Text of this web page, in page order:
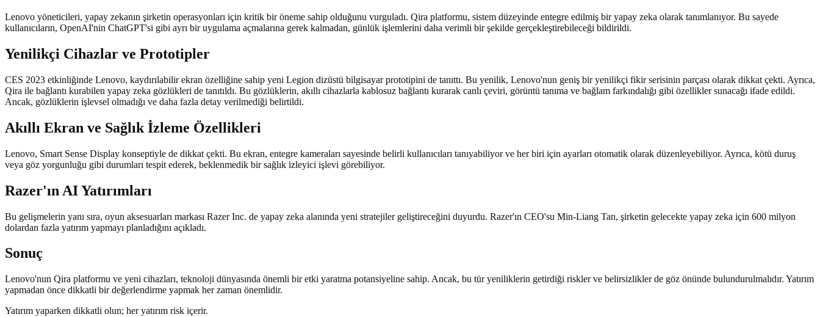
Lenovo yöneticileri, yapay zekanın şirketin operasyonları için kritik bir öneme sahip olduğunu vurguladı. Qira platformu, sistem düzeyinde entegre edilmiş bir yapay zeka olarak tanımlanıyor. Bu sayede
kullanıcıların, OpenAI'nin ChatGPT'si gibi ayrı bir uygulama açmalarına gerek kalmadan, günlük işlemlerini daha verimli bir şekilde gerçekleştirebileceği bildirildi.
Yenilikçi Cihazlar ve Prototipler
CES 2023 etkinliğinde Lenovo, kaydırılabilir ekran özelliğine sahip yeni Legion dizüstü bilgisayar prototipini de tanıttı. Bu yenilik, Lenovo'nun geniş bir yenilikçi fikir serisinin parçası olarak dikkat çekti. Ayrıca,
Qira ile bağlantı kurabilen yapay zeka gözlükleri de tanıtıldı. Bu gözlüklerin, akıllı cihazlarla kablosuz bağlantı kurarak canlı çeviri, görüntü tanıma ve bağlam farkındalığı gibi özellikler sunacağı ifade edildi.
Ancak, gözlüklerin işlevsel olmadığı ve daha fazla detay verilmediği belirtildi.
Akıllı Ekran ve Sağlık İzleme Özellikleri
Lenovo, Smart Sense Display konseptiyle de dikkat çekti. Bu ekran, entegre kameraları sayesinde belirli kullanıcıları tanıyabiliyor ve her biri için ayarları otomatik olarak düzenleyebiliyor. Ayrıca, kötü duruş
veya göz yorgunluğu gibi durumları tespit ederek, beklenmedik bir sağlık izleyici işlevi görebiliyor.
Razer'ın AI Yatırımları
Bu gelişmelerin yanı sıra, oyun aksesuarları markası Razer Inc. de yapay zeka alanında yeni stratejiler geliştireceğini duyurdu. Razer'ın CEO'su Min-Liang Tan, şirketin gelecekte yapay zeka için 600 milyon
dolardan fazla yatırım yapmayı planladığını açıkladı.
Sonuç
Lenovo'nun Qira platformu ve yeni cihazları, teknoloji dünyasında önemli bir etki yaratma potansiyeline sahip. Ancak, bu tür yeniliklerin getirdiği riskler ve belirsizlikler de göz önünde bulundurulmalıdır. Yatırım
yapmadan önce dikkatli bir değerlendirme yapmak her zaman önemlidir.
Yatırım yaparken dikkatli olun; her yatırım risk içerir.